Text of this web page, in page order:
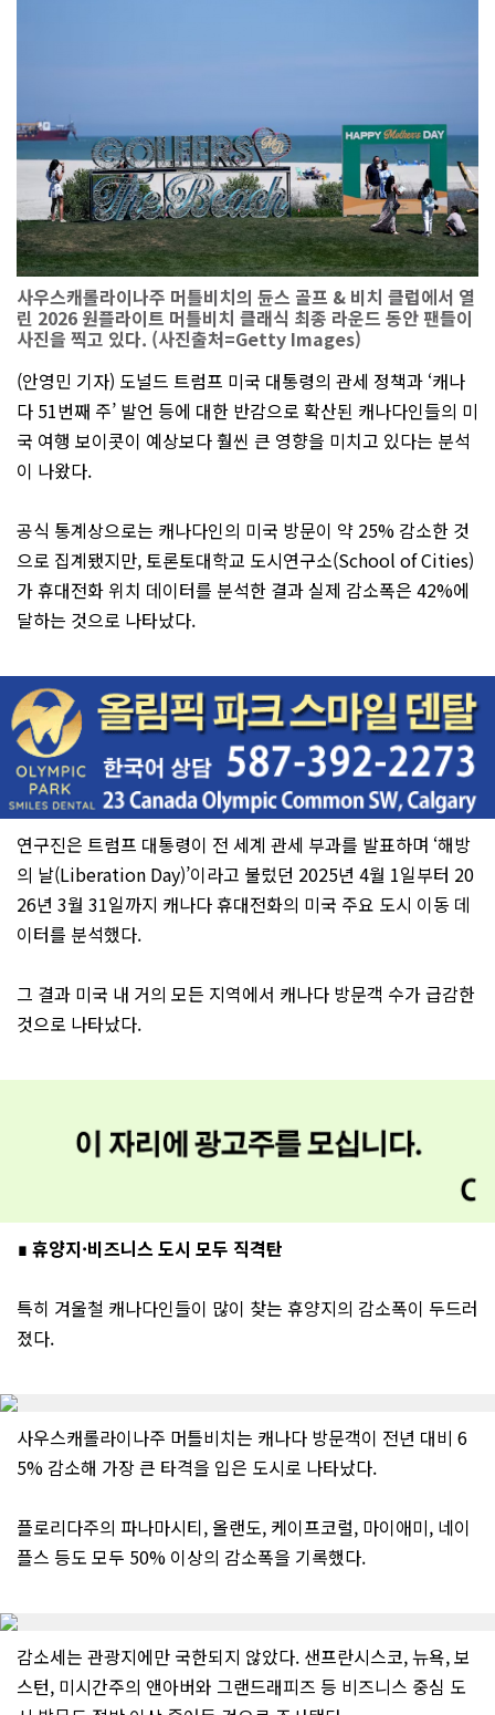
사우스캐롤라이나주 머틀비치의 듄스 골프 & 비치 클럽에서 열
린 2026 원플라이트 머틀비치 클래식 최종 라운드 동안 팬들이
사진을 찍고 있다. (사진출처=Getty Images)
(안영민 기자) 도널드 트럼프 미국 대통령의 관세 정책과 ‘캐나
다 51번째 주’ 발언 등에 대한 반감으로 확산된 캐나다인들의 미
국 여행 보이콧이 예상보다 훨씬 큰 영향을 미치고 있다는 분석
이 나왔다.
공식 통계상으로는 캐나다인의 미국 방문이 약 25% 감소한 것
으로 집계됐지만, 토론토대학교 도시연구소(School of Cities)
가 휴대전화 위치 데이터를 분석한 결과 실제 감소폭은 42%에
달하는 것으로 나타났다.
연구진은 트럼프 대통령이 전 세계 관세 부과를 발표하며 ‘해방
의 날(Liberation Day)’이라고 불렀던 2025년 4월 1일부터 20
26년 3월 31일까지 캐나다 휴대전화의 미국 주요 도시 이동 데
이터를 분석했다.
그 결과 미국 내 거의 모든 지역에서 캐나다 방문객 수가 급감한
것으로 나타났다.
∎ 휴양지·비즈니스 도시 모두 직격탄
특히 겨울철 캐나다인들이 많이 찾는 휴양지의 감소폭이 두드러
졌다.
사우스캐롤라이나주 머틀비치는 캐나다 방문객이 전년 대비 6
5% 감소해 가장 큰 타격을 입은 도시로 나타났다.
플로리다주의 파나마시티, 올랜도, 케이프코럴, 마이애미, 네이
플스 등도 모두 50% 이상의 감소폭을 기록했다.
감소세는 관광지에만 국한되지 않았다. 샌프란시스코, 뉴욕, 보
스턴, 미시간주의 앤아버와 그랜드래피즈 등 비즈니스 중심 도